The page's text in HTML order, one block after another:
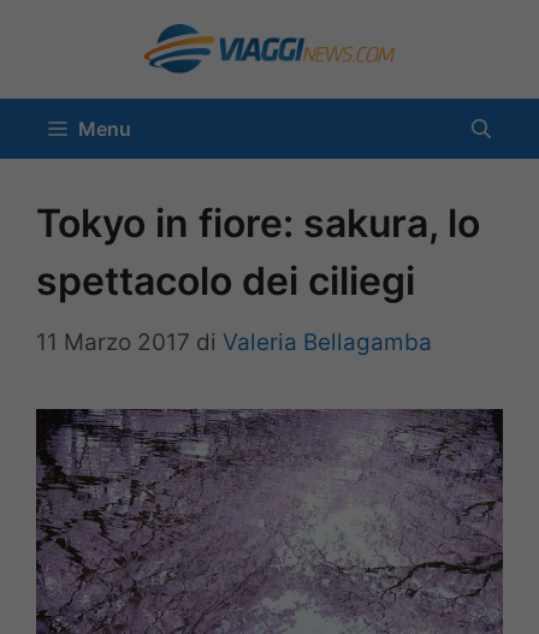
contenuto
Menu
Tokyo in fiore: sakura, lo
spettacolo dei ciliegi
11 Marzo 2017 di Valeria Bellagamba